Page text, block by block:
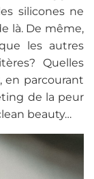
silicones ne
là. De même,
les autres
Quelles
en parcourant
de la peur
beauty…